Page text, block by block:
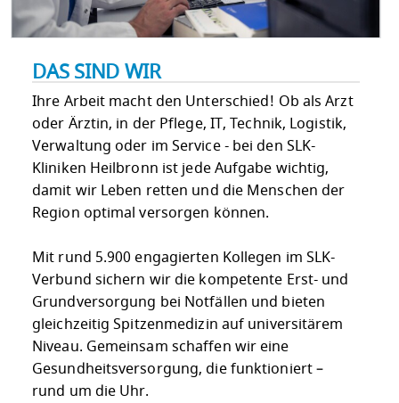
DAS SIND WIR
Ihre Arbeit macht den Unterschied! Ob als Arzt
oder Ärztin, in der Pflege, IT, Technik, Logistik,
Verwaltung oder im Service - bei den SLK-
Kliniken Heilbronn ist jede Aufgabe wichtig,
damit wir Leben retten und die Menschen der
Region optimal versorgen können.
Mit rund 5.900 engagierten Kollegen im SLK-
Verbund sichern wir die kompetente Erst- und
Grundversorgung bei Notfällen und bieten
gleichzeitig Spitzenmedizin auf universitärem
Niveau. Gemeinsam schaffen wir eine
Gesundheitsversorgung, die funktioniert –
rund um die Uhr.